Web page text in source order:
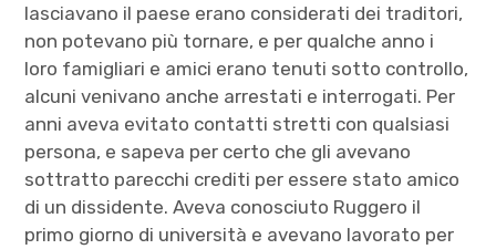
lasciavano il paese erano considerati dei traditori,
non potevano più tornare, e per qualche anno i
loro famigliari e amici erano tenuti sotto controllo,
alcuni venivano anche arrestati e interrogati. Per
anni aveva evitato contatti stretti con qualsiasi
persona, e sapeva per certo che gli avevano
sottratto parecchi crediti per essere stato amico
di un dissidente. Aveva conosciuto Ruggero il
primo giorno di università e avevano lavorato per